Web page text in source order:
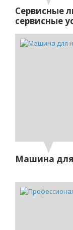
Сервисные
сервисные
Машина для